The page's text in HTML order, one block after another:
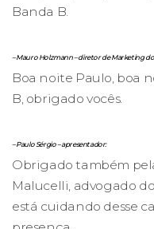
Banda B.
– Mauro Holzmann – diretor de Marketing
Boa noite Paulo, boa
B, obrigado vocês.
– Paulo Sérgio – apresentador:
Obrigado também
Malucelli, advogado
está cuidando desse